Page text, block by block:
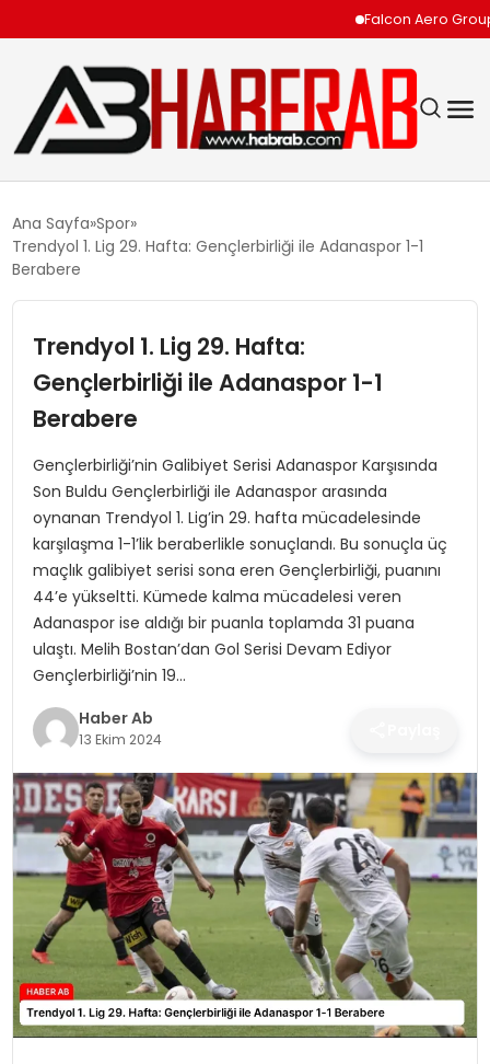
Falcon Aero Group,
EKONOMI
TEKNOLOJI
SAĞLIK
MAGAZIN
YAŞAM
Ana Sayfa Spor
Trendyol 1. Lig 29. Hafta: Gençlerbirliği ile Adanaspor 1-1
Berabere
Trendyol 1. Lig 29. Hafta:
Gençlerbirliği ile Adanaspor 1-1
Berabere
Gençlerbirliği’nin Galibiyet Serisi Adanaspor Karşısında
Son Buldu Gençlerbirliği ile Adanaspor arasında
oynanan Trendyol 1. Lig’in 29. hafta mücadelesinde
karşılaşma 1-1’lik beraberlikle sonuçlandı. Bu sonuçla üç
maçlık galibiyet serisi sona eren Gençlerbirliği, puanını
44’e yükseltti. Kümede kalma mücadelesi veren
Adanaspor ise aldığı bir puanla toplamda 31 puana
ulaştı. Melih Bostan’dan Gol Serisi Devam Ediyor
Gençlerbirliği’nin 19…
Haber Ab
13 Ekim 2024